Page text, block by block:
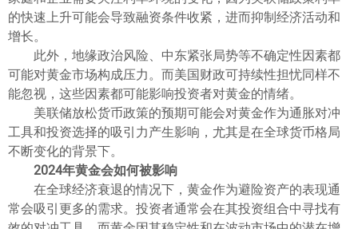
的快速上升可能会导致融资条件收紧，进而抑制经济活动和
增长。
此外，地缘政治风险、中东紧张局势等不确定性因素都
可能对黄金市场构成压力。而美国财政可持续性担忧同样不
能忽视，这些因素都可能影响投资者对黄金的情绪。
美联储放松货币政策的预期可能会对黄金作为通胀对冲
工具和投资选择的吸引力产生影响，尤其是在全球货币格局
不断变化的背景下。
2024年黄金会如何被影响
在全球经济衰退的情况下，黄金作为避险资产的表现通
常会吸引更多的需求。投资者通常会在其投资组合中寻找有